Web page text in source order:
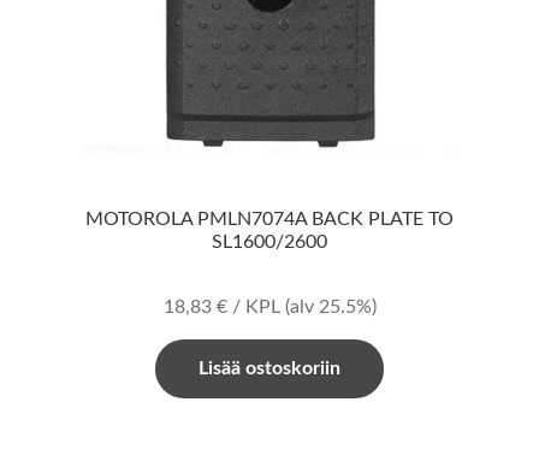
MOTOROLA PMLN7074A BACK PLATE TO
SL1600/2600
18,83 €/ KPL (alv 25.5%)
Lisää ostoskoriin